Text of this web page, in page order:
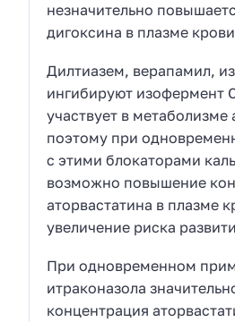
незначительно
дигоксина в плазме
Дилтиазем, верапамил,
ингибируют изофермент
участвует в метаболизме
поэтому при
с этими блокаторами
возможно повышение
аторвастатина в плазме
увеличение риска
При одновременном
итраконазола
концентрация